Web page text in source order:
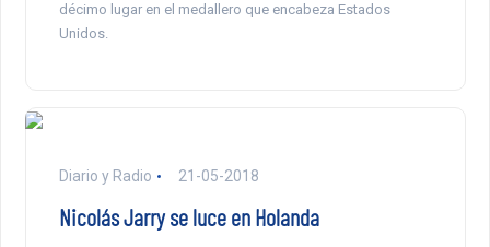
décimo lugar en el medallero que encabeza Estados
Unidos.
Diario y Radio 21-05-2018
Nicolás Jarry se luce en Holanda